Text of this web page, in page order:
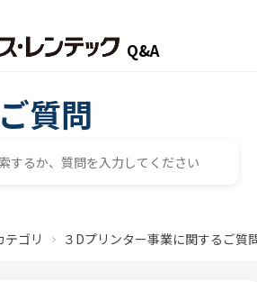
Q&A
質問
テゴリ ３Dプリンター事業に関するご質